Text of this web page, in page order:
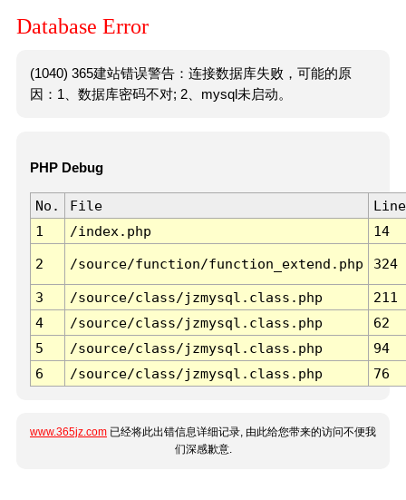
Database Error
(1040) 365建站错误警告：连接数据库失败，可能的原
因：1、数据库密码不对; 2、mysql未启动。
PHP Debug
No. File
Line
1
/index.php 14
2 /source/function/function_extend.php 324
3 /source/class/jzmysql.class.php
211
4
/source/class/jzmysql.class.php
62
5
/source/class/jzmysql.class.php
94
6
/source/class/jzmysql.class.php 76
www.365jz.com 已经将此出错信息详细记录, 由此给您带来的访问不便我
们深感歉意.